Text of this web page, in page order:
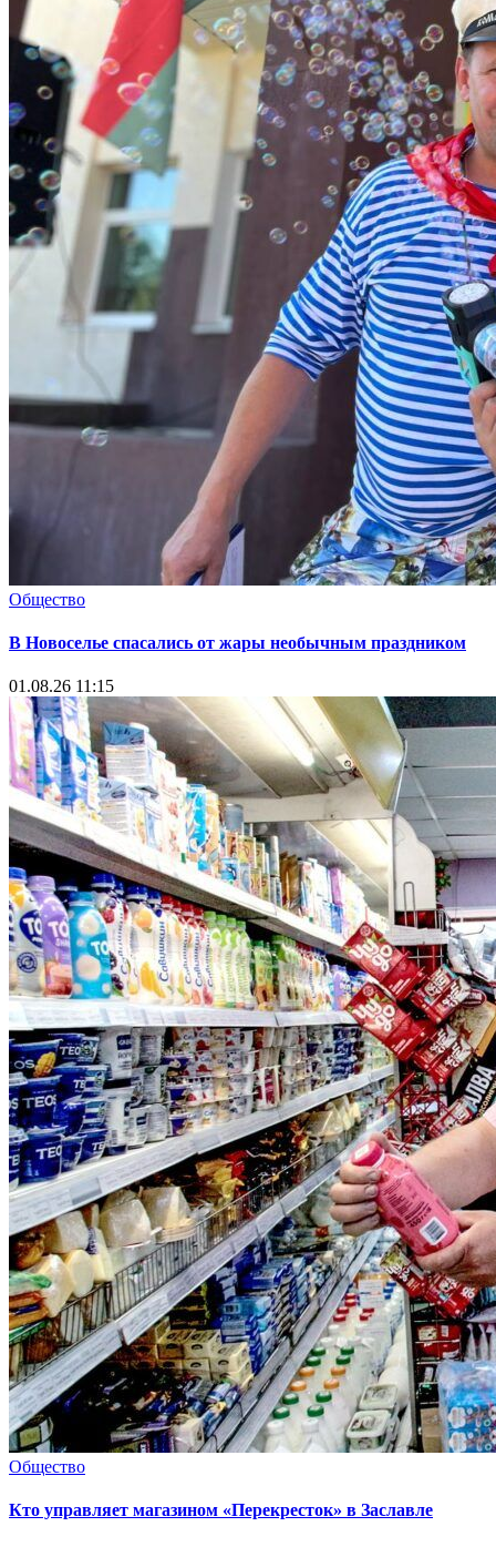
Общество
В Новоселье спасались от жары необычным праздником
01.08.26 11:15
Общество
Кто управляет магазином «Перекресток» в Заславле